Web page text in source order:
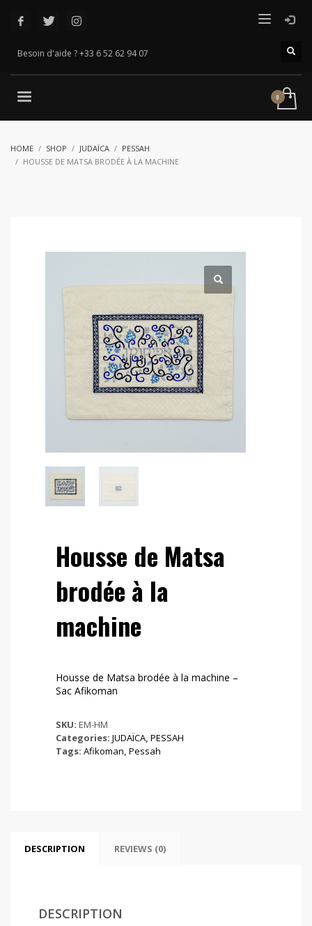
Besoin d'aide ? +33 6 52 62 94 07
HOME SHOP JUDAÏCA
PESSAH
HOUSSE DE MATSA BRODÉE À LA MACHINE
Housse de Matsa
brodée à la
machine
Housse de Matsa brodée à la machine –
Sac Afikoman
SKU: EM-HM
Categories: JUDAÏCA, PESSAH
Tags: Afikoman, Pessah
DESCRIPTION REVIEWS (0)
DESCRIPTION